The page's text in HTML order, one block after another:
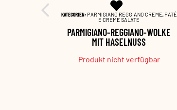
KATEGORIEN: PARMIGIANO REGGIANO CREME PATÉ
E CREME SALATE
PARMIGIANO-REGGIANO-WOLKE
MIT HASELNUSS
Produkt nicht verfügbar